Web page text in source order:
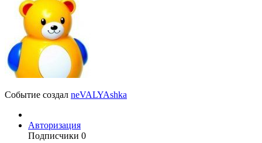
Событие создал neVALYAshka
Авторизация
Подписчики 0